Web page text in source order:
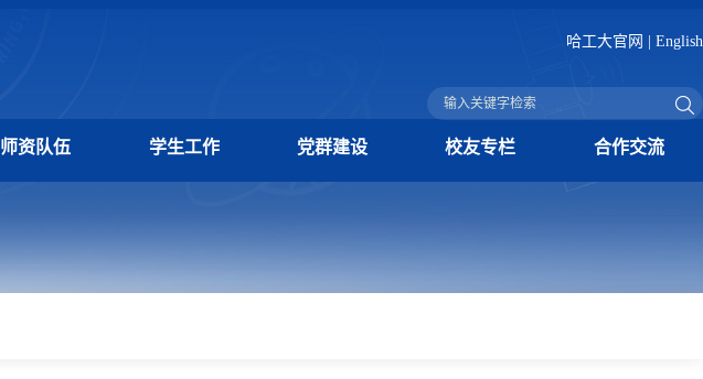
哈工大官网 English
师资队伍 学生工作 党群建设 校友专栏 合作交流